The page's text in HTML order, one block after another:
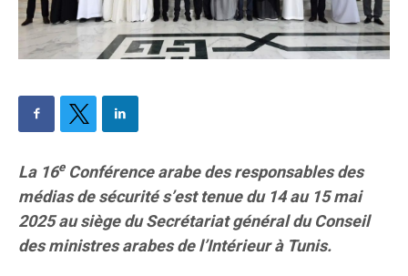
La 16eConférence arabe des responsables des
médias de sécurité s’est tenue du 14 au 15 mai
2025 au siège du Secrétariat général du Conseil
des ministres arabes de l’Intérieur à Tunis.